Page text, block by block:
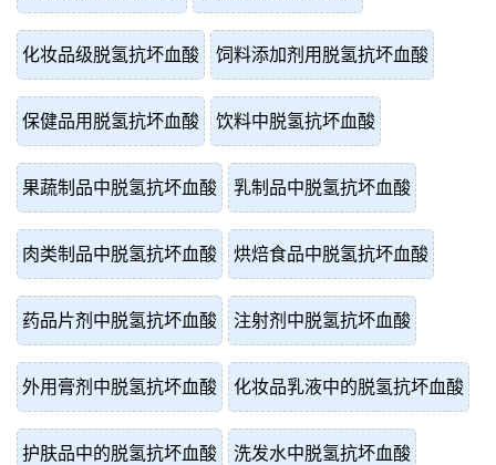
化妆品级脱氢抗坏血酸 饲料添加剂用脱氢抗坏血酸
保健品用脱氢抗坏血酸 饮料中脱氢抗坏血酸
果蔬制品中脱氢抗坏血酸 乳制品中脱氢抗坏血酸
肉类制品中脱氢抗坏血酸 烘焙食品中脱氢抗坏血酸
药品片剂中脱氢抗坏血酸 注射剂中脱氢抗坏血酸
外用膏剂中脱氢抗坏血酸 化妆品乳液中的脱氢抗坏血酸
护肤品中的脱氢抗坏血酸 洗发水中脱氢抗坏血酸